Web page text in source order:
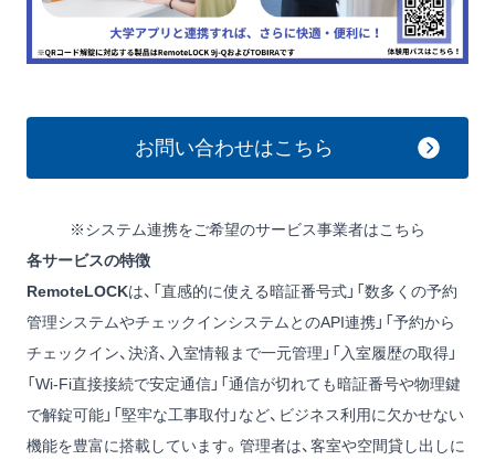
お問い合わせはこちら
※システム連携をご希望のサービス事業者はこちら
各サービスの特徴
RemoteLOCKは、「直感的に使える暗証番号式」「数多くの予約
管理システムやチェックインシステムとのAPI連携」「予約から
チェックイン、決済、入室情報まで一元管理」「入室履歴の取得」
「Wi-Fi直接接続で安定通信」「通信が切れても暗証番号や物理鍵
で解錠可能」「堅牢な工事取付」など、ビジネス利用に欠かせない
機能を豊富に搭載しています。管理者は、客室や空間貸し出しに